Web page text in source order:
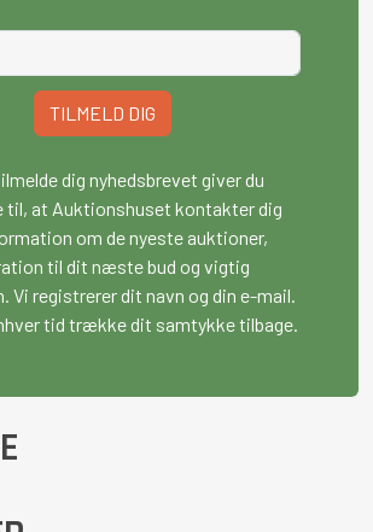
TILMELD DIG
dig nyhedsbrevet giver du
til, at Auktionshuset kontakter dig
om de nyeste auktioner,
til dit næste bud og vigtig
Vi registrerer dit navn og din e-mail.
tid trække dit samtykke tilbage.